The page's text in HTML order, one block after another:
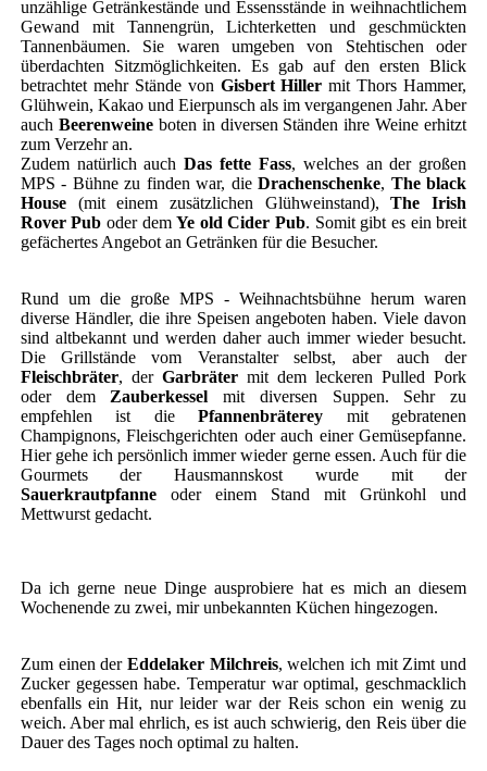
unzählige Getränkestände und Essensstände in weihnachtlichem
Gewand mit Tannengrün, Lichterketten und geschmückten
Tannenbäumen. Sie waren umgeben von Stehtischen oder
überdachten Sitzmöglichkeiten. Es gab auf den ersten Blick
betrachtet mehr Stände von Gisbert Hiller mit Thors Hammer,
Glühwein, Kakao und Eierpunsch als im vergangenen Jahr. Aber
auch Beerenweineboten in diversen Ständen ihre Weine erhitzt
zum Verzehr an.
Zudem natürlich auchDas fette Fass, welches an der großen
MPS - Bühne zu finden war, dieDrachenschenke, The black
House (mit einem zusätzlichen Glühweinstand),The Irish
Rover Puboder demYe old Cider Pub. Somit gibt es ein breit
gefächertes Angebot an Getränken für die Besucher.
Rund um die große MPS - Weihnachtsbühne herum waren
diverse Händler, die ihre Speisen angeboten haben. Viele davon
sind altbekannt und werden daher auch immer wieder besucht.
Die Grillstände vom Veranstalter selbst, aber auch der
Fleischbräter, der Garbrätermit dem leckeren Pulled Pork
oder dem Zauberkessel mit diversen Suppen. Sehr zu
empfehlen ist diePfannenbräterey mit gebratenen
Champignons, Fleischgerichten oder auch einer Gemüsepfanne.
Hier gehe ich persönlich immer wieder gerne essen. Auch für die
Gourmets der Hausmannskost wurde mit der
Sauerkrautpfanneoder einem Stand mit Grünkohl und
Mettwurst gedacht.
Da ich gerne neue Dinge ausprobiere hat es mich an diesem
Wochenende zu zwei, mir unbekannten Küchen hingezogen.
Zum einen der Eddelaker Milchreis, welchen ich mit Zimt und
Zucker gegessen habe. Temperatur war optimal, geschmacklich
ebenfalls ein Hit, nur leider war der Reis schon ein wenig zu
weich. Aber mal ehrlich, es ist auch schwierig, den Reis über die
Dauer des Tages noch optimal zu halten.